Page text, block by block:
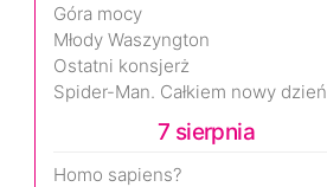
Góra mocy
Młody Waszyngton
Ostatni konsjerż
Spider-Man. Całkiem nowy dzień
7 sierpnia
Homo sapiens?